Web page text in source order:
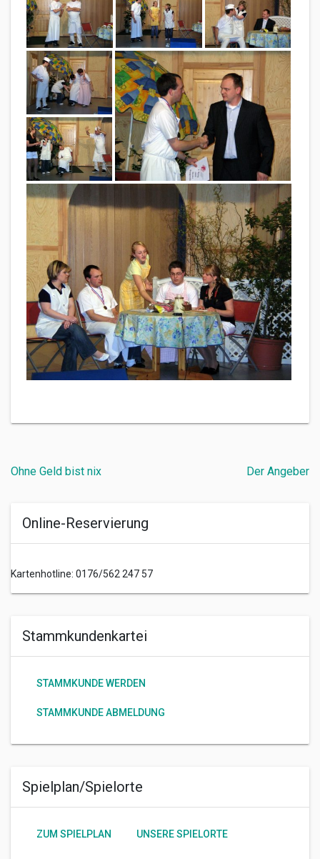
Beitragsnavigation
Ohne Geld bist nix Der Angeber
Online-Reservierung
Kartenhotline: 0176/562 247 57
Stammkundenkartei
STAMMKUNDE WERDEN
STAMMKUNDE ABMELDUNG
Spielplan/Spielorte
ZUM SPIELPLAN UNSERE SPIELORTE